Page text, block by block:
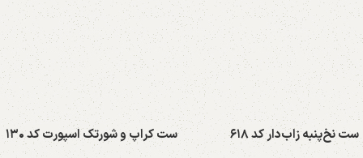
ست نخ‌پنبه زاب‌دار کد ۶۱۸
ست کراپ و شورتک اسپورت کد ۱۳۰